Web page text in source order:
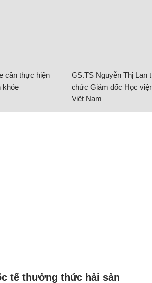
cần thực hiện
khỏe
GS.TS Nguyễn Thị Lan
chức Giám đốc Học
Việt Nam
tế thưởng thức hải sản